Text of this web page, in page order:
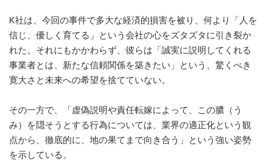
K社は、今回の事件で多大な経済的損害を被り、何より「人を
信じ、優しく育てる」という会社の心をズタズタに引き裂か
れた。それにもかかわらず、彼らは「誠実に説明してくれる
事業者とは、新たな信頼関係を築きたい」という、驚くべき
寛大さと未来への希望を捨てていない。
その一方で、「虚偽説明や責任転嫁によって、この膿（う
み）を隠そうとする行為については、業界の適正化という観
点から、徹底的に、地の果てまで向き合う」という強い姿勢
を示している。